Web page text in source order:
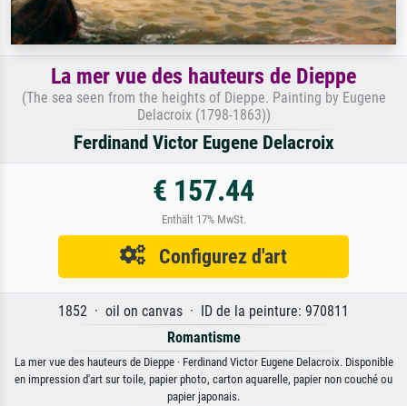
La mer vue des hauteurs de Dieppe
(The sea seen from the heights of Dieppe. Painting by Eugene
Delacroix (1798-1863))
Ferdinand Victor Eugene Delacroix
€ 157.44
Enthält 17% MwSt.
Configurez d'art
1852 · oil on canvas · ID de la peinture: 970811
Romantisme
La mer vue des hauteurs de Dieppe · Ferdinand Victor Eugene Delacroix. Disponible
en impression d'art sur toile, papier photo, carton aquarelle, papier non couché ou
papier japonais.